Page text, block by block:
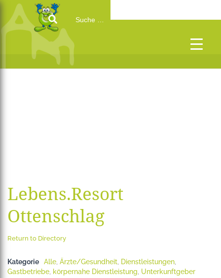
for:
Lebens.Resort
Ottenschlag
Return to Directory
Kategorie Alle Ärzte/Gesundheit Dienstleistungen
Gastbetriebe körpernahe Dienstleistung Unterkunftgeber